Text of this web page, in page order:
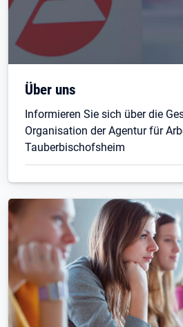
Öffnet in neuem Tab
Über uns
Informieren Sie sich über die
Organisation der Agentur für
Tauberbischofsheim